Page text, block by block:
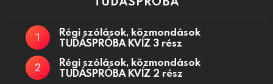
Régi szólások, közmondások
TUDÁSPRÓBA KVÍZ 3 rész
Régi szólások, közmondások
TUDÁSPRÓBA KVÍZ 2 rész